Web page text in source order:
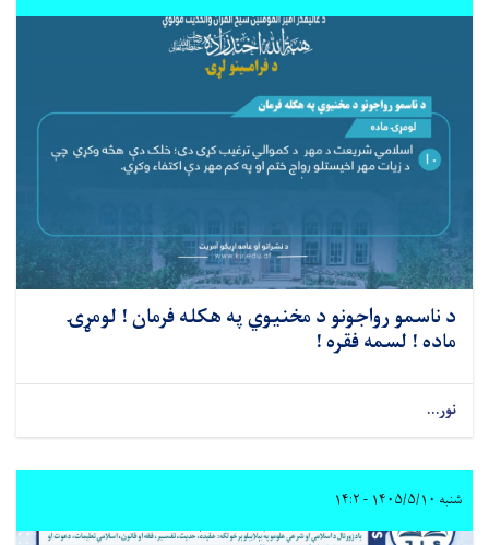
د ناسمو رواجونو د مخنیوي په هکله فرمان ! لومړۍ
ماده ! لسمه فقره !
نور...
شنبه ۱۴۰۵/۵/۱۰ - ۱۴:۲